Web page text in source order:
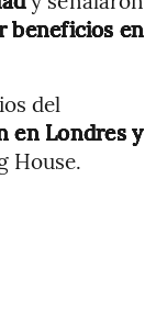
beneficios en
del
en Londres y
House.